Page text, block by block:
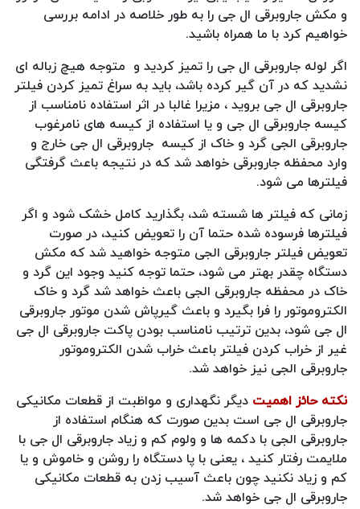
و مکش جاروبرقی ال جی را به طور خلاصه در ادامه بررسی
خواهیم کرد با ما همراه باشید.
اگر لوله جاروبرقی ال جی را تمیز کردید و متوجه هیچ زباله ای
نشدید که در آن گیر کرده باشد، باید به سراغ تمیز کردن فیلتر
جاروبرقی ال جی بروید ، مزیرا غالبا در اثر استفاده نامناسب از
کیسه جاروبرقی ال جی و یا استفاده از کیسه های نامرغوب
جاروبرقی الجی گرد و خاک از کیسه جاروبرقی ال جی خارج و
وارد محفظه جاروبرقی خواهد شد که در نتیجه باعث گرفتگی
فیلترها می شود.
زمانی که فیلتر ها شسته شد، بگذارید کامل خشک شود و اگر
فیلترها فرسوده شده حتما آن را تعویض کنید، در صورت
تعویض فیلتر جاروبرقی الجی متوجه خواهید شد که مکش
دستگاه چقدر بهتر می شود، حتما توجه کنید وجود این گرد و
خاک در محفظه جاروبرقی الجی باعث خواهد شد گرد و خاک
الکتروموتور را فرا بگیرد و باعث گیرپاش شدن موتور جاروبرقی
ال جی شود، بدین ترتیب نامناسب بودن پاکت جاروبرقی ال جی
غیر از خراب کردن فیلتر باعث خراب شدن الکتروموتور
جاروبرقی الجی نیز خواهد شد.
نکته حائز اهمیت دیگر نگهداری و مواظبت از قطعات مکانیکی
جاروبرقی ال جی است بدین صورت که هنگام استفاده از
جاروبرقی الجی با دکمه ها و ولوم کم و زیاد جاروبرقی ال جی با
ملایمت رفتار کنید ، یعنی با پا دستگاه را روشن و خاموش و یا
کم و زیاد نکنید چون باعث آسیب زدن به قطعات مکانیکی
جاروبرقی ال جی خواهد شد.